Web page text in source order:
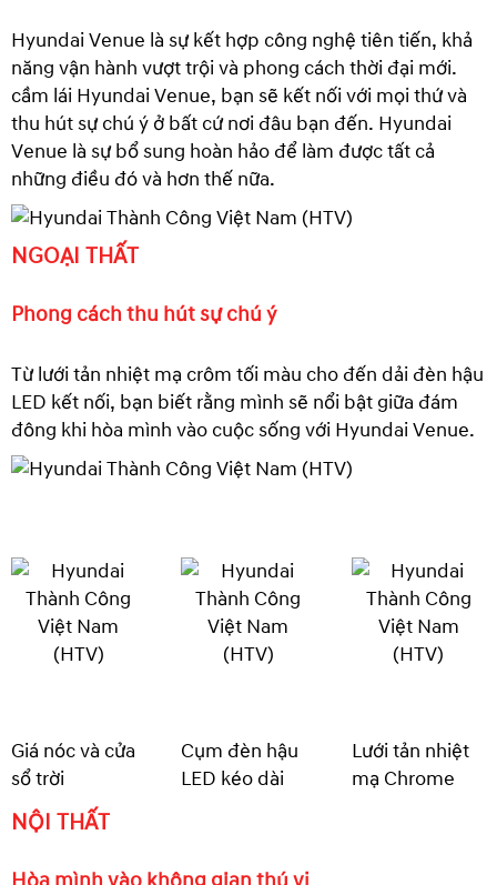
Hyundai Venue là sự kết hợp công nghệ tiên tiến, khả
năng vận hành vượt trội và phong cách thời đại mới.
cầm lái Hyundai Venue, bạn sẽ kết nối với mọi thứ và
thu hút sự chú ý ở bất cứ nơi đâu bạn đến. Hyundai
Venue là sự bổ sung hoàn hảo để làm được tất cả
những điều đó và hơn thế nữa.
NGOẠI THẤT
Phong cách thu hút sự chú ý
Từ lưới tản nhiệt mạ crôm tối màu cho đến dải đèn hậu
LED kết nối, bạn biết rằng mình sẽ nổi bật giữa đám
đông khi hòa mình vào cuộc sống với Hyundai Venue.
Giá nóc và cửa
sổ trời
Cụm đèn hậu
LED kéo dài
Lưới tản nhiệt
mạ Chrome
NỘI THẤT